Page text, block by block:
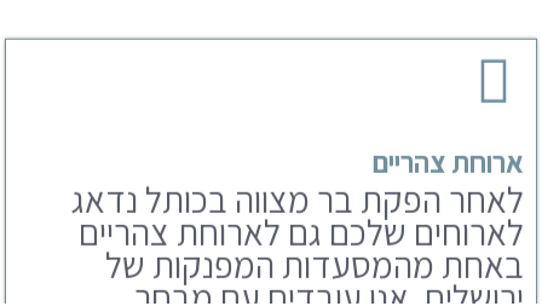
ארוחת צהריים
לאחר הפקת בר מצווה בכותל נדאג
באחת מהמסעדות המפנקות של
ירושלים. אנו עובדים עם מבחר
מסעדות שתוכלו לבחור מבניהם.